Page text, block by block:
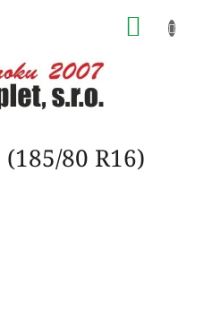
(185/80 R16)